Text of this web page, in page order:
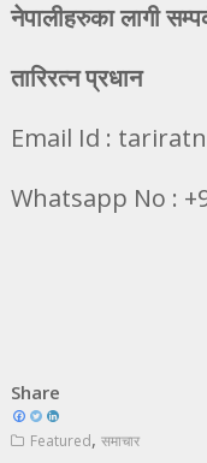
नेपालीहरुका लागी
तारिरत्न प्रधान
Email Id :
Whatsapp No :
Share
Featured,समाचार